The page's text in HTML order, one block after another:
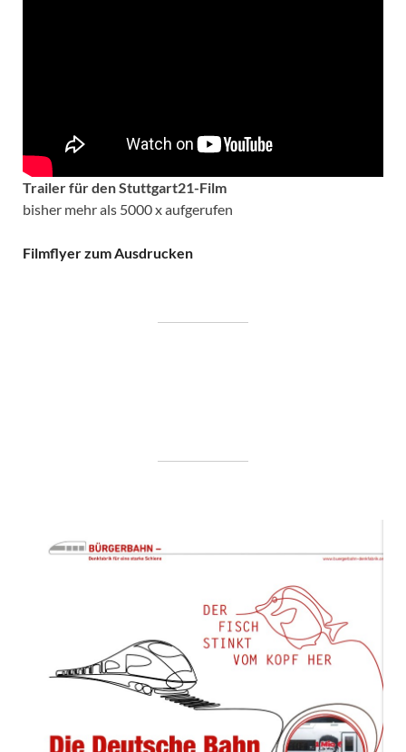
Trailer für den Stuttgart21-Film
bisher mehr als 5000 x aufgerufen
Filmflyer zum Ausdrucken